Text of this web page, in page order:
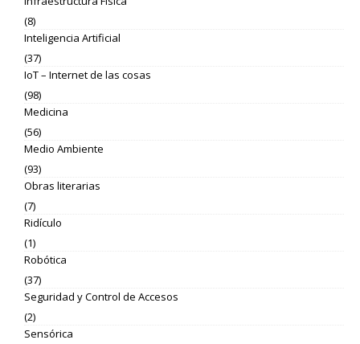
(8)
Inteligencia Artificial
(37)
IoT – Internet de las cosas
(98)
Medicina
(56)
Medio Ambiente
(93)
Obras literarias
(7)
Ridículo
(1)
Robótica
(37)
Seguridad y Control de Accesos
(2)
Sensórica